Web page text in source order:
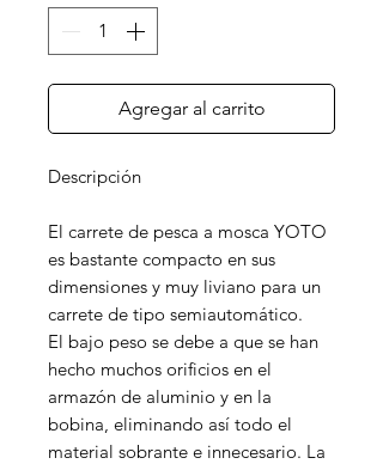
Agregar al carrito
Descripción
El carrete de pesca a mosca YOTO
es bastante compacto en sus
dimensiones y muy liviano para un
carrete de tipo semiautomático.
El bajo peso se debe a que se han
hecho muchos orificios en el
armazón de aluminio y en la
bobina, eliminando así todo el
material sobrante e innecesario. La